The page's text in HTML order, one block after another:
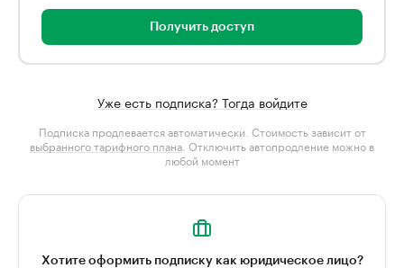
Получить доступ
Уже есть подписка? Тогда войдите
Подписка продлевается автоматически. Стоимость зависит от
выбранного тарифного плана . Отключить автопродление можно в
любой момент
Хотите оформить подписку как юридическое лицо?